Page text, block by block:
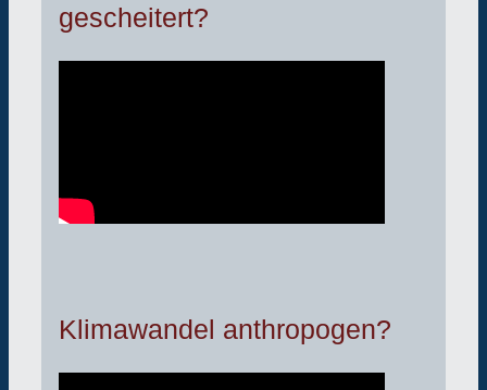
gescheitert?
Klimawandel anthropogen?